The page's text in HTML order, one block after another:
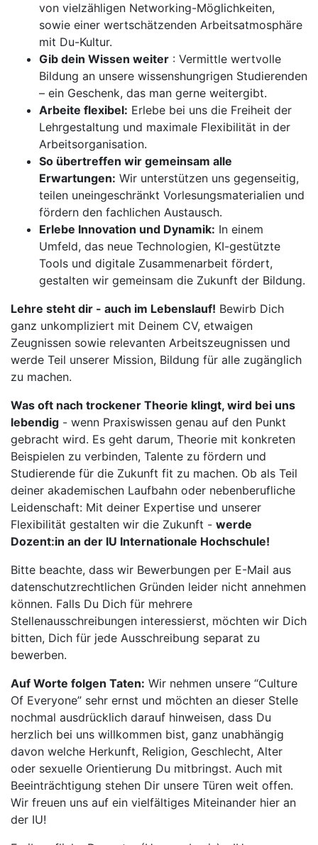
von vielzähligen Networking-Möglichkeiten,
sowie einer wertschätzenden Arbeitsatmosphäre
mit Du-Kultur.
Gib dein Wissen weiter : Vermittle wertvolle
Bildung an unsere wissenshungrigen Studierenden
– ein Geschenk, das man gerne weitergibt.
Arbeite flexibel: Erlebe bei uns die Freiheit der
Lehrgestaltung und maximale Flexibilität in der
Arbeitsorganisation.
So übertreffen wir gemeinsam alle
Erwartungen: Wir unterstützen uns gegenseitig,
teilen uneingeschränkt Vorlesungsmaterialien und
fördern den fachlichen Austausch.
Erlebe Innovation und Dynamik: In einem
Umfeld, das neue Technologien, KI-gestützte
Tools und digitale Zusammenarbeit fördert,
gestalten wir gemeinsam die Zukunft der Bildung.
Lehre steht dir - auch im Lebenslauf! Bewirb Dich
ganz unkompliziert mit Deinem CV, etwaigen
Zeugnissen sowie relevanten Arbeitszeugnissen und
werde Teil unserer Mission, Bildung für alle zugänglich
zu machen.
Was oft nach trockener Theorie klingt, wird bei uns
lebendig - wenn Praxiswissen genau auf den Punkt
gebracht wird. Es geht darum, Theorie mit konkreten
Beispielen zu verbinden, Talente zu fördern und
Studierende für die Zukunft fit zu machen. Ob als Teil
deiner akademischen Laufbahn oder nebenberufliche
Leidenschaft: Mit deiner Expertise und unserer
Flexibilität gestalten wir die Zukunft - werde
Dozent:in an der IU Internationale Hochschule!
Bitte beachte, dass wir Bewerbungen per E-Mail aus
datenschutzrechtlichen Gründen leider nicht annehmen
können. Falls Du Dich für mehrere
Stellenausschreibungen interessierst, möchten wir Dich
bitten, Dich für jede Ausschreibung separat zu
bewerben.
Auf Worte folgen Taten: Wir nehmen unsere “Culture
Of Everyone” sehr ernst und möchten an dieser Stelle
nochmal ausdrücklich darauf hinweisen, dass Du
herzlich bei uns willkommen bist, ganz unabhängig
davon welche Herkunft, Religion, Geschlecht, Alter
oder sexuelle Orientierung Du mitbringst. Auch mit
Beeinträchtigung stehen Dir unsere Türen weit offen.
Wir freuen uns auf ein vielfältiges Miteinander hier an
der IU!